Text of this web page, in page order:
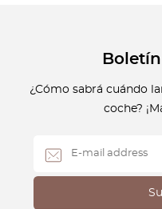
¿Cómo sabrá cuándo
coche?